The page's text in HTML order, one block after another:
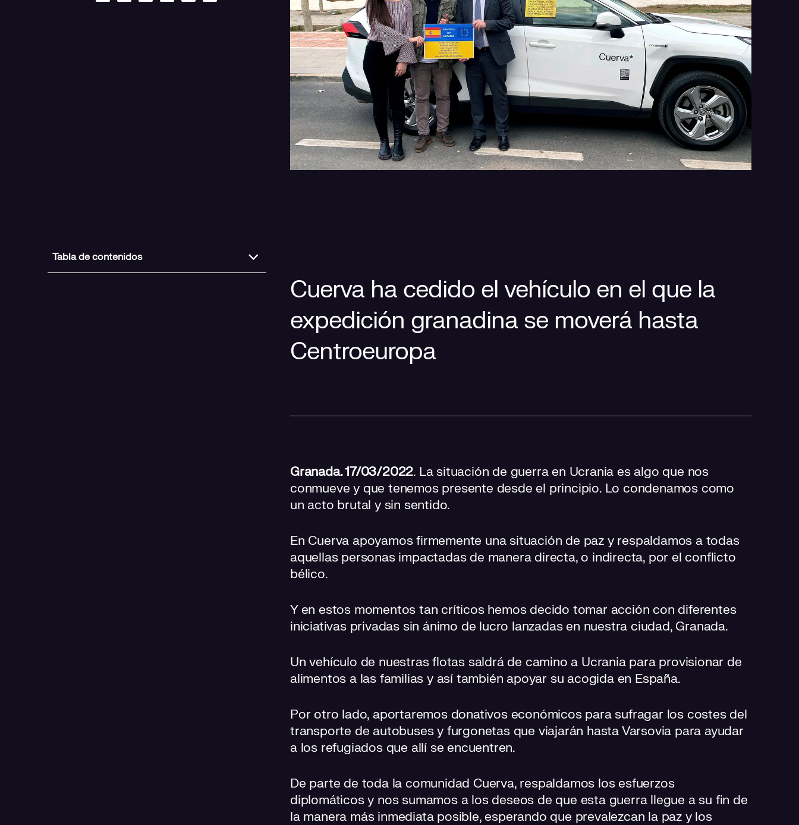
Tabla de contenidos
Cuerva ha cedido el vehículo en el que la
expedición granadina se moverá hasta
Centroeuropa
Granada. 17/03/2022. La situación de guerra en Ucrania es algo que nos
conmueve y que tenemos presente desde el principio. Lo condenamos como
un acto brutal y sin sentido.
En Cuerva apoyamos firmemente una situación de paz y respaldamos a todas
aquellas personas impactadas de manera directa, o indirecta, por el conflicto
bélico.
Y en estos momentos tan críticos hemos decido tomar acción con diferentes
iniciativas privadas sin ánimo de lucro lanzadas en nuestra ciudad, Granada.
Un vehículo de nuestras flotas saldrá de camino a Ucrania para provisionar de
alimentos a las familias y así también apoyar su acogida en España.
Por otro lado, aportaremos donativos económicos para sufragar los costes del
transporte de autobuses y furgonetas que viajarán hasta Varsovia para ayudar
a los refugiados que allí se encuentren.
De parte de toda la comunidad Cuerva, respaldamos los esfuerzos
diplomáticos y nos sumamos a los deseos de que esta guerra llegue a su fin de
la manera más inmediata posible, esperando que prevalezcan la paz y los